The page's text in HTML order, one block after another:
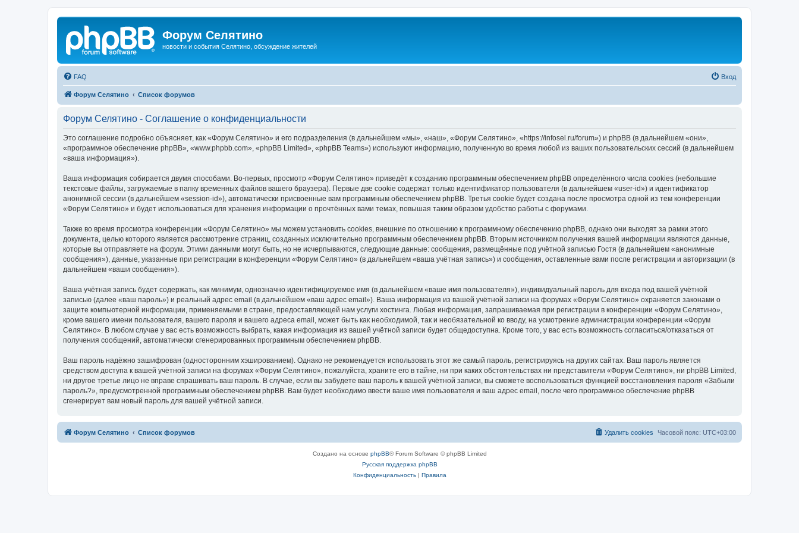
Форум Селятино
новости и события Селятино, обсуждение жителей
FAQ Вход
Форум Селятино Список форумов
Форум Селятино - Соглашение о конфиденциальности
Это соглашение подробно объясняет, как «Форум Селятино» и его подразделения (в дальнейшем «мы», «наш», «Форум Селятино», «https://infosel.ru/forum») и phpBB (в дальнейшем «они»,
«программное обеспечение phpBB», «www.phpbb.com», «phpBB Limited», «phpBB Teams») используют информацию, полученную во время любой из ваших пользовательских сессий (в дальнейшем
«ваша информация»).
Ваша информация собирается двумя способами. Во-первых, просмотр «Форум Селятино» приведёт к созданию программным обеспечением phpBB определённого числа cookies (небольшие
текстовые файлы, загружаемые в папку временных файлов вашего браузера). Первые две cookie содержат только идентификатор пользователя (в дальнейшем «user-id») и идентификатор
анонимной сессии (в дальнейшем «session-id»), автоматически присвоенные вам программным обеспечением phpBB. Третья cookie будет создана после просмотра одной из тем конференции
«Форум Селятино» и будет использоваться для хранения информации о прочтённых вами темах, повышая таким образом удобство работы с форумами.
Также во время просмотра конференции «Форум Селятино» мы можем установить cookies, внешние по отношению к программному обеспечению phpBB, однако они выходят за рамки этого
документа, целью которого является рассмотрение страниц, созданных исключительно программным обеспечением phpBB. Вторым источником получения вашей информации являются данные,
которые вы отправляете на форум. Этими данными могут быть, но не исчерпываются, следующие данные: сообщения, размещённые под учётной записью Гостя (в дальнейшем «анонимные
сообщения»), данные, указанные при регистрации в конференции «Форум Селятино» (в дальнейшем «ваша учётная запись») и сообщения, оставленные вами после регистрации и авторизации (в
дальнейшем «ваши сообщения»).
Ваша учётная запись будет содержать, как минимум, однозначно идентифицируемое имя (в дальнейшем «ваше имя пользователя»), индивидуальный пароль для входа под вашей учётной
записью (далее «ваш пароль») и реальный адрес email (в дальнейшем «ваш адрес email»). Ваша информация из вашей учётной записи на форумах «Форум Селятино» охраняется законами о
защите компьютерной информации, применяемыми в стране, предоставляющей нам услуги хостинга. Любая информация, запрашиваемая при регистрации в конференции «Форум Селятино»,
кроме вашего имени пользователя, вашего пароля и вашего адреса email, может быть как необходимой, так и необязательной ко вводу, на усмотрение администрации конференции «Форум
Селятино». В любом случае у вас есть возможность выбрать, какая информация из вашей учётной записи будет общедоступна. Кроме того, у вас есть возможность согласиться/отказаться от
получения сообщений, автоматически сгенерированных программным обеспечением phpBB.
Ваш пароль надёжно зашифрован (односторонним хэшированием). Однако не рекомендуется использовать этот же самый пароль, регистрируясь на других сайтах. Ваш пароль является
средством доступа к вашей учётной записи на форумах «Форум Селятино», пожалуйста, храните его в тайне, ни при каких обстоятельствах ни представители «Форум Селятино», ни phpBB Limited,
ни другое третье лицо не вправе спрашивать ваш пароль. В случае, если вы забудете ваш пароль к вашей учётной записи, вы сможете воспользоваться функцией восстановления пароля «Забыли
пароль?», предусмотренной программным обеспечением phpBB. Вам будет необходимо ввести ваше имя пользователя и ваш адрес email, после чего программное обеспечение phpBB
сгенерирует вам новый пароль для вашей учётной записи.
Форум Селятино Список форумов Часовой пояс: UTC+03:00
Удалить cookies
Создано на основе phpBB® Forum Software © phpBB Limited
Русская поддержка phpBB
Конфиденциальность| Правила